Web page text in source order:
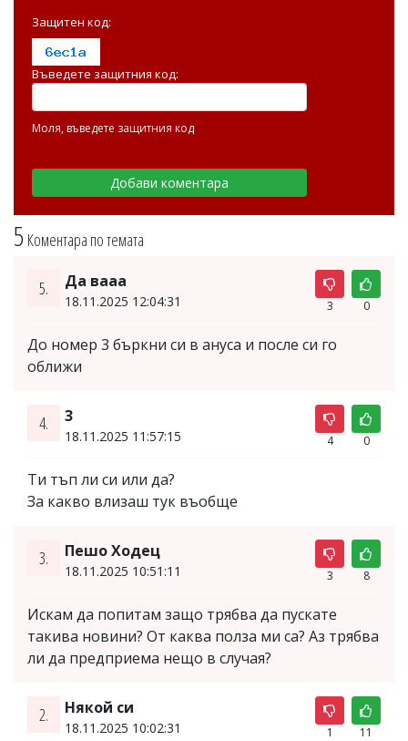
5 Коментара по темата
5. Да вааа
18.11.2025 12:04:31 3 0
До номер 3 бъркни си в ануса и после си го
оближи
4. 3
18.11.2025 11:57:15 4 0
Ти тъп ли си или да?
За какво влизаш тук въобще
3. Пешо Ходец
18.11.2025 10:51:11 3 8
Искам да попитам защо трябва да пускате
такива новини? От каква полза ми са? Аз трябва
ли да предприема нещо в случая?
2. Някой си
18.11.2025 10:02:31 1 11
Защитен код:
Въведете защитния код:
Моля, въведете защитния код